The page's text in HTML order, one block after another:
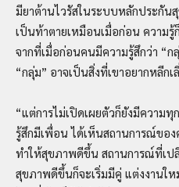
มียาต้านไวรัสในระบบหลักประกั
เป็นท้าตายเหมือนเมื่อก่อน ความ
จากที่เมื่อก่อนคนมีความรู้สึกว่า “ก
“กลุ่ม” อาจเป็นสิ่งที่เขาอยากหลีกเ
“แต่การไม่เปิดเผยตัวก็ยังมีความทุ
รู้สึกมีเพื่อน ได้เห็นสถานการณ์ขอ
ทำให้สุขภาพดีขึ้น สถานการณ์ที่เป
สุขภาพดีขึ้นก็จะเริ่มมีคู่ แต่งงาน